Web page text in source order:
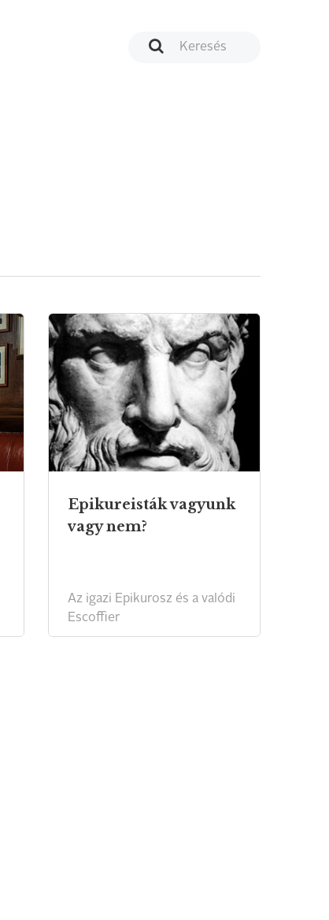
Epikureisták vagyunk
vagy nem?
Az igazi Epikurosz és a valódi
Escoffier